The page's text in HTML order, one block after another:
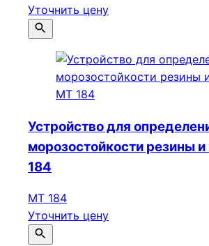
Уточнить цену
Устройство для
морозостойкости резины
184
МТ 184
Уточнить цену